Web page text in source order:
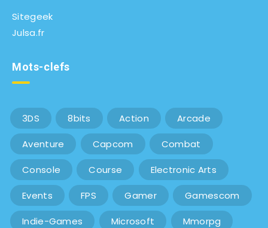
Sitegeek
Julsa.fr
Mots-clefs
3DS 8bits Action Arcade
Aventure Capcom Combat
Console Course Electronic Arts
Events FPS Gamer Gamescom
Indie-Games Microsoft Mmorpg